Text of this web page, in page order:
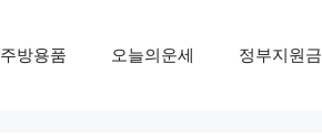
주방용품 오늘의운세 정부지원금